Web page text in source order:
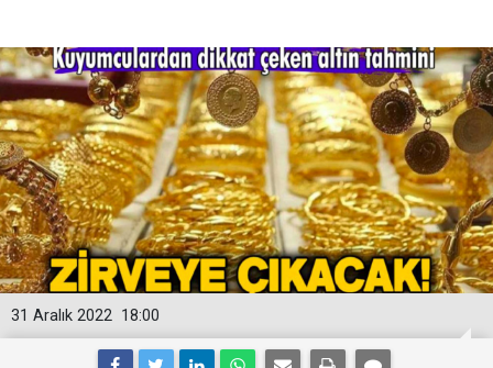
18:00
31 Aralık 2022